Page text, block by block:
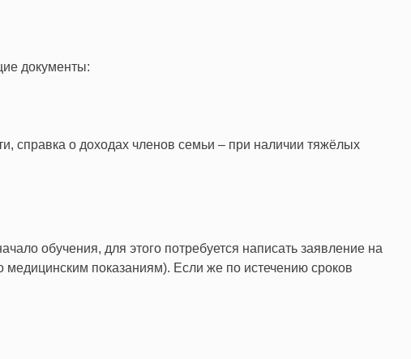
документы:
справка о доходах членов семьи – при наличии тяжёлых
обучения, для этого потребуется написать заявление на
медицинским показаниям). Если же по истечению сроков